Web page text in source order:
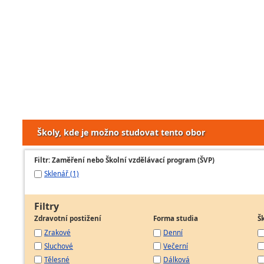
Školy, kde je možno studovat tento obor
Filtr: Zaměření nebo Školní vzdělávací program (ŠVP)
Sklenář (1)
Filtry
Zdravotní postižení
Zrakové
Sluchové
Tělesné
Forma studia
Denní
Večerní
Dálková